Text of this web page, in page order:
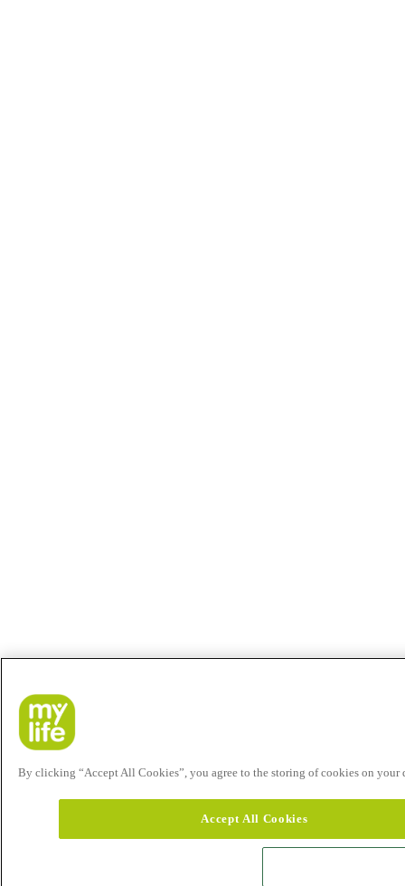
By clicking “Accept All Cookies”, you agree to the storing of cookies on your
Accept All Cookies